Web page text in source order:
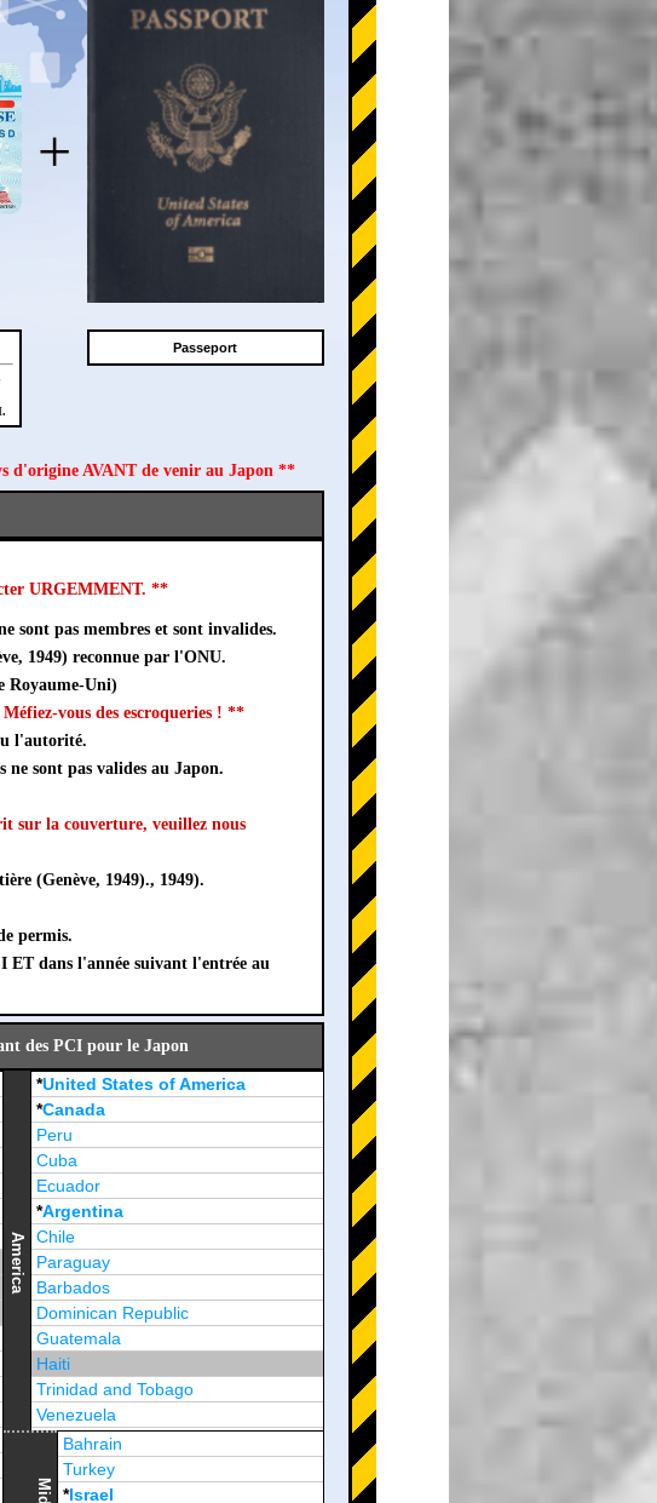
+
Passeport
d'origine AVANT de venir au Japon **
URGEMMENT. **
sont pas membres et sont invalides.
1949) reconnue par l'ONU.
Royaume-Uni)
vous des escroqueries ! **
l'autorité.
sont pas valides au Japon.
sur la couverture, veuillez nous
(Genève, 1949)., 1949).
permis.
dans l'année suivant l'entrée au
des PCI pour le Japon
America
*United States of America
*Canada
Peru
Cuba
Ecuador
*Argentina
Chile
Paraguay
Barbados
Dominican Republic
Guatemala
Haiti
Trinidad and Tobago
Venezuela
Jamaica
Bahrain
Turkey
*Israel